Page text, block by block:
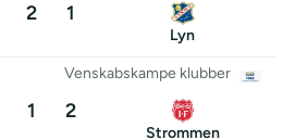
2 1
Lyn
Venskabskampe klubber
1 2
Strommen